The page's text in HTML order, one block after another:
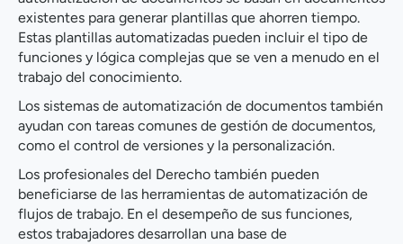
existentes para generar plantillas que ahorren tiempo.
Estas plantillas automatizadas pueden incluir el tipo de
funciones y lógica complejas que se ven a menudo en el
trabajo del conocimiento.
Los sistemas de automatización de documentos también
ayudan con tareas comunes de gestión de documentos,
como el control de versiones y la personalización.
Los profesionales del Derecho también pueden
beneficiarse de las herramientas de automatización de
flujos de trabajo. En el desempeño de sus funciones,
estos trabajadores desarrollan una base de